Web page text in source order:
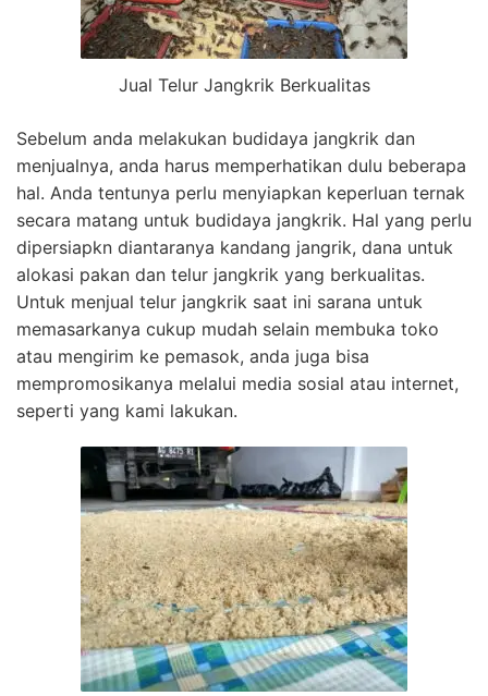
Jual Telur Jangkrik Berkualitas
Sebelum anda melakukan budidaya jangkrik dan
menjualnya, anda harus memperhatikan dulu beberapa
hal. Anda tentunya perlu menyiapkan keperluan ternak
secara matang untuk budidaya jangkrik. Hal yang perlu
dipersiapkn diantaranya kandang jangrik, dana untuk
alokasi pakan dan telur jangkrik yang berkualitas.
Untuk menjual telur jangkrik saat ini sarana untuk
memasarkanya cukup mudah selain membuka toko
atau mengirim ke pemasok, anda juga bisa
mempromosikanya melalui media sosial atau internet,
seperti yang kami lakukan.